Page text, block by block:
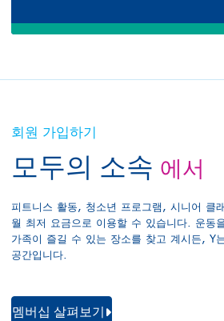
회원 가입하기
모두의 소속 에서
피트니스 활동, 청소년 프로그램, 시니어 클
월 최저 요금으로 이용할 수 있습니다. 운동
가족이 즐길 수 있는 장소를 찾고 계시든, Y
공간입니다.
멤버십 살펴보기